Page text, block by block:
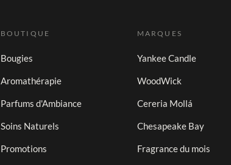
BOUTIQUE
Bougies
Aromathérapie
Parfums d'Ambiance
Soins Naturels
Promotions
MARQUES
Yankee Candle
WoodWick
Cereria Mollá
Chesapeake Bay
Fragrance du mois